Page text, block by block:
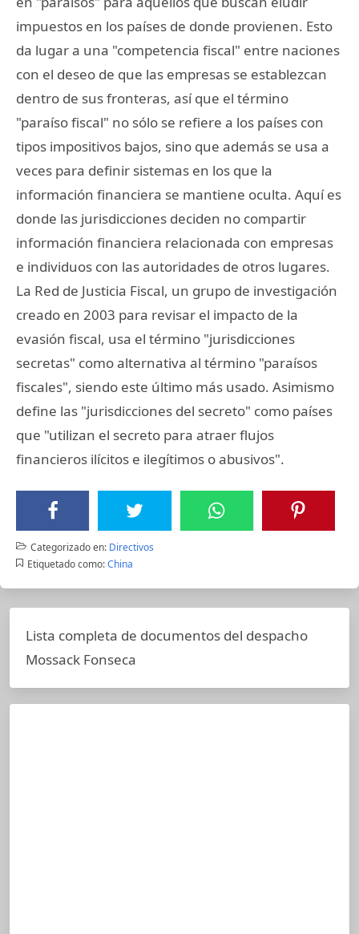
impuestos en los países de donde provienen. Esto
da lugar a una "competencia fiscal" entre naciones
con el deseo de que las empresas se establezcan
dentro de sus fronteras, así que el término
"paraíso fiscal" no sólo se refiere a los países con
tipos impositivos bajos, sino que además se usa a
veces para definir sistemas en los que la
información financiera se mantiene oculta. Aquí es
donde las jurisdicciones deciden no compartir
información financiera relacionada con empresas
e individuos con las autoridades de otros lugares.
La Red de Justicia Fiscal, un grupo de investigación
creado en 2003 para revisar el impacto de la
evasión fiscal, usa el término "jurisdicciones
secretas" como alternativa al término "paraísos
fiscales", siendo este último más usado. Asimismo
define las "jurisdicciones del secreto" como países
que "utilizan el secreto para atraer flujos
financieros ilícitos e ilegítimos o abusivos".
Categorizado en: Directivos
Etiquetado como: China
Lista completa de documentos del despacho
Mossack Fonseca